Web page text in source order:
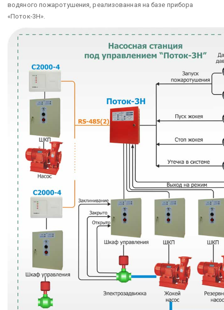
водяного пожаротушения, реализованная на базе прибора
«Поток-3Н».